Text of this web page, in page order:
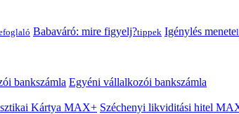
Babaváró: mire figyelj?tippek Igénylés menete
bankszámla Egyéni vállalkozói bankszámla
Kártya MAX+ Széchenyi likviditási hitel